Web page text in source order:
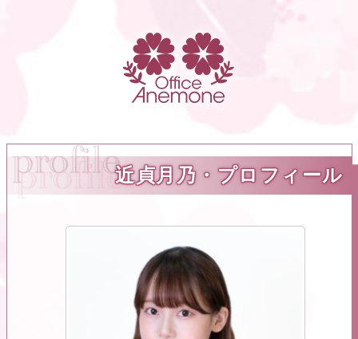
近貞月乃・プロフィール